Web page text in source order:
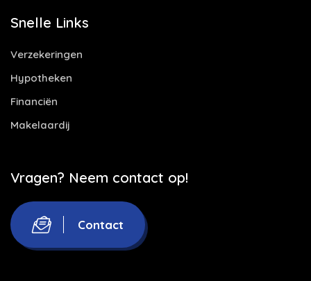
Snelle Links
Verzekeringen
Hypotheken
Financiën
Makelaardij
Vragen? Neem contact op!
Contact